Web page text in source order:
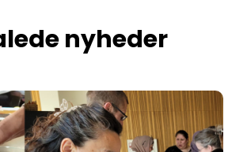
nyheder